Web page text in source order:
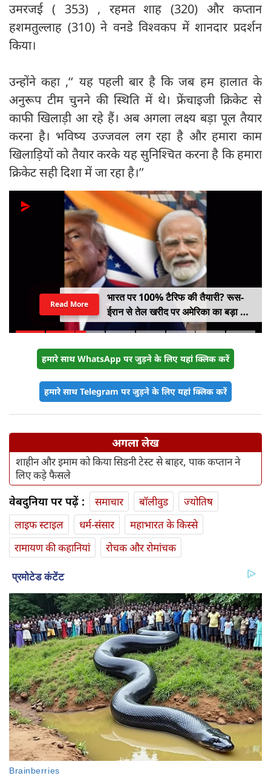
उमरजई ( 353) , रहमत शाह (320) और कप्तान
हशमतुल्लाह (310) ने वनडे विश्वकप में शानदार प्रदर्शन
किया।
उन्होंने कहा ,‘‘ यह पहली बार है कि जब हम हालात के
अनुरूप टीम चुनने की स्थिति में थे। फ्रेंचाइजी क्रिकेट से
काफी खिलाड़ी आ रहे हैं। अब अगला लक्ष्य बड़ा पूल तैयार
करना है। भविष्य उज्जवल लग रहा है और हमारा काम
खिलाड़ियों को तैयार करके यह सुनिश्चित करना है कि हमारा
क्रिकेट सही दिशा में जा रहा है।’’
भारत पर 100% टैरिफ की तैयारी? रूस-
ईरान से तेल खरीद पर अमेरिका का बड़ा वार,
सीनेट में बिल पास
Read More
हमारे साथ WhatsApp पर जुड़ने के लिए यहां क्लिक करें
हमारे साथ Telegram पर जुड़ने के लिए यहां क्लिक करें
अगला लेख
शाहीन और इमाम को किया सिडनी टेस्ट से बाहर, पाक कप्तान ने
लिए कड़े फैसले
वेबदुनिया पर पढ़ें : समाचार बॉलीवुड
ज्योतिष
लाइफ स्‍टाइल
धर्म-संसार
महाभारत के किस्से
रामायण की कहानियां
रोचक और रोमांचक